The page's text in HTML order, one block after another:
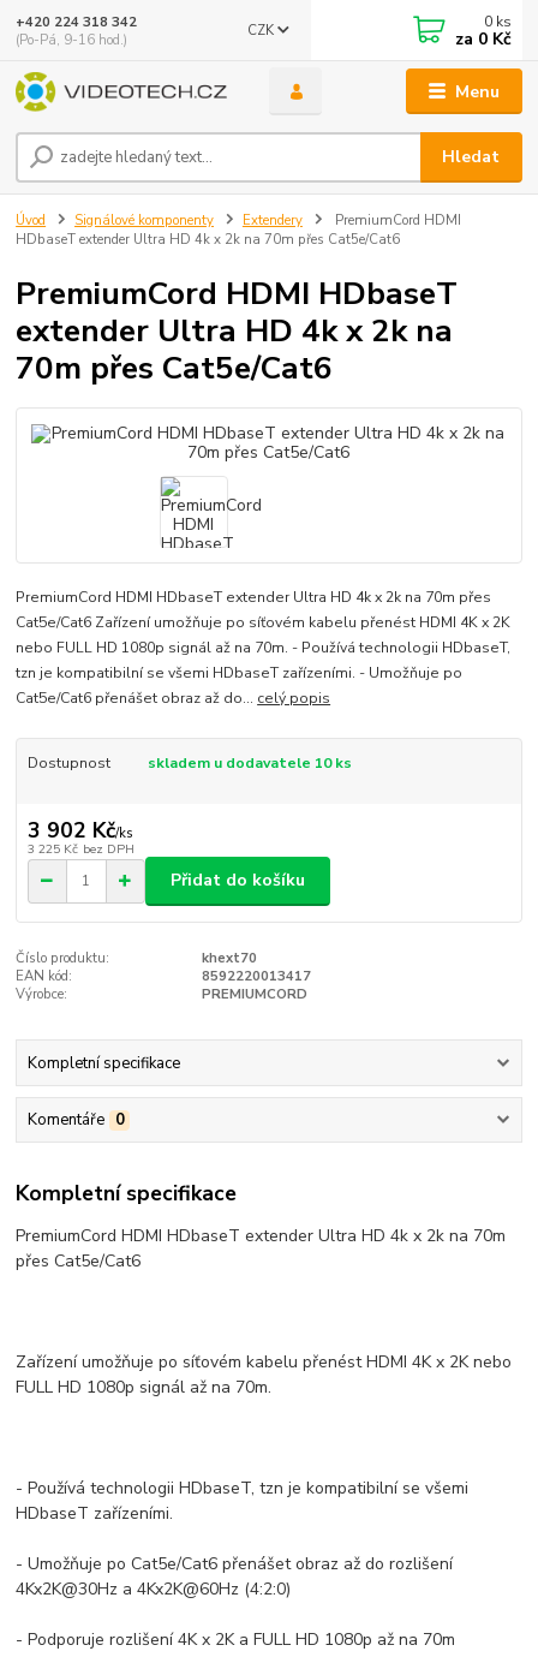
Menu
CZK
Hledat
+420 224 318 342
(Po-Pá, 9-16 hod.)
0 ks
za 0 Kč
Úvod Signálové komponenty Extendery
PremiumCord HDMI
HDbaseT extender Ultra HD 4k x 2k na 70m přes Cat5e/Cat6
PremiumCord HDMI HDbaseT
extender Ultra HD 4k x 2k na
70m přes Cat5e/Cat6
PremiumCord HDMI HDbaseT extender Ultra HD 4k x 2k na 70m přes
Cat5e/Cat6 Zařízení umožňuje po síťovém kabelu přenést HDMI 4K x 2K
nebo FULL HD 1080p signál až na 70m. - Používá technologii HDbaseT,
tzn je kompatibilní se všemi HDbaseT zařízeními. - Umožňuje po
Cat5e/Cat6 přenášet obraz až do... celý popis
Dostupnost skladem u dodavatele 10 ks
3 902 Kč/ks
3 225 Kč bez DPH
Přidat do košíku
Číslo produktu:
khext70
EAN kód:
8592220013417
Výrobce:
PREMIUMCORD
Kompletní specifikace
Komentáře 0
Kompletní specifikace
PremiumCord HDMI HDbaseT extender Ultra HD 4k x 2k na 70m
přes Cat5e/Cat6
Zařízení umožňuje po síťovém kabelu přenést HDMI 4K x 2K nebo
FULL HD 1080p signál až na 70m.
- Používá technologii HDbaseT, tzn je kompatibilní se všemi
HDbaseT zařízeními.
- Umožňuje po Cat5e/Cat6 přenášet obraz až do rozlišení
4Kx2K@30Hz a 4Kx2K@60Hz (4:2:0)
- Podporuje rozlišení 4K x 2K a FULL HD 1080p až na 70m